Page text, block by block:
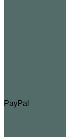
PayPal